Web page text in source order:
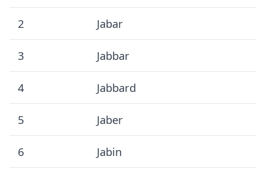
2 Jabar
3 Jabbar
4 Jabbard
5 Jaber
6 Jabin